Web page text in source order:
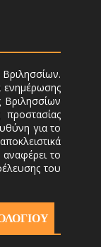
ενημέρωσης
για το
το
του